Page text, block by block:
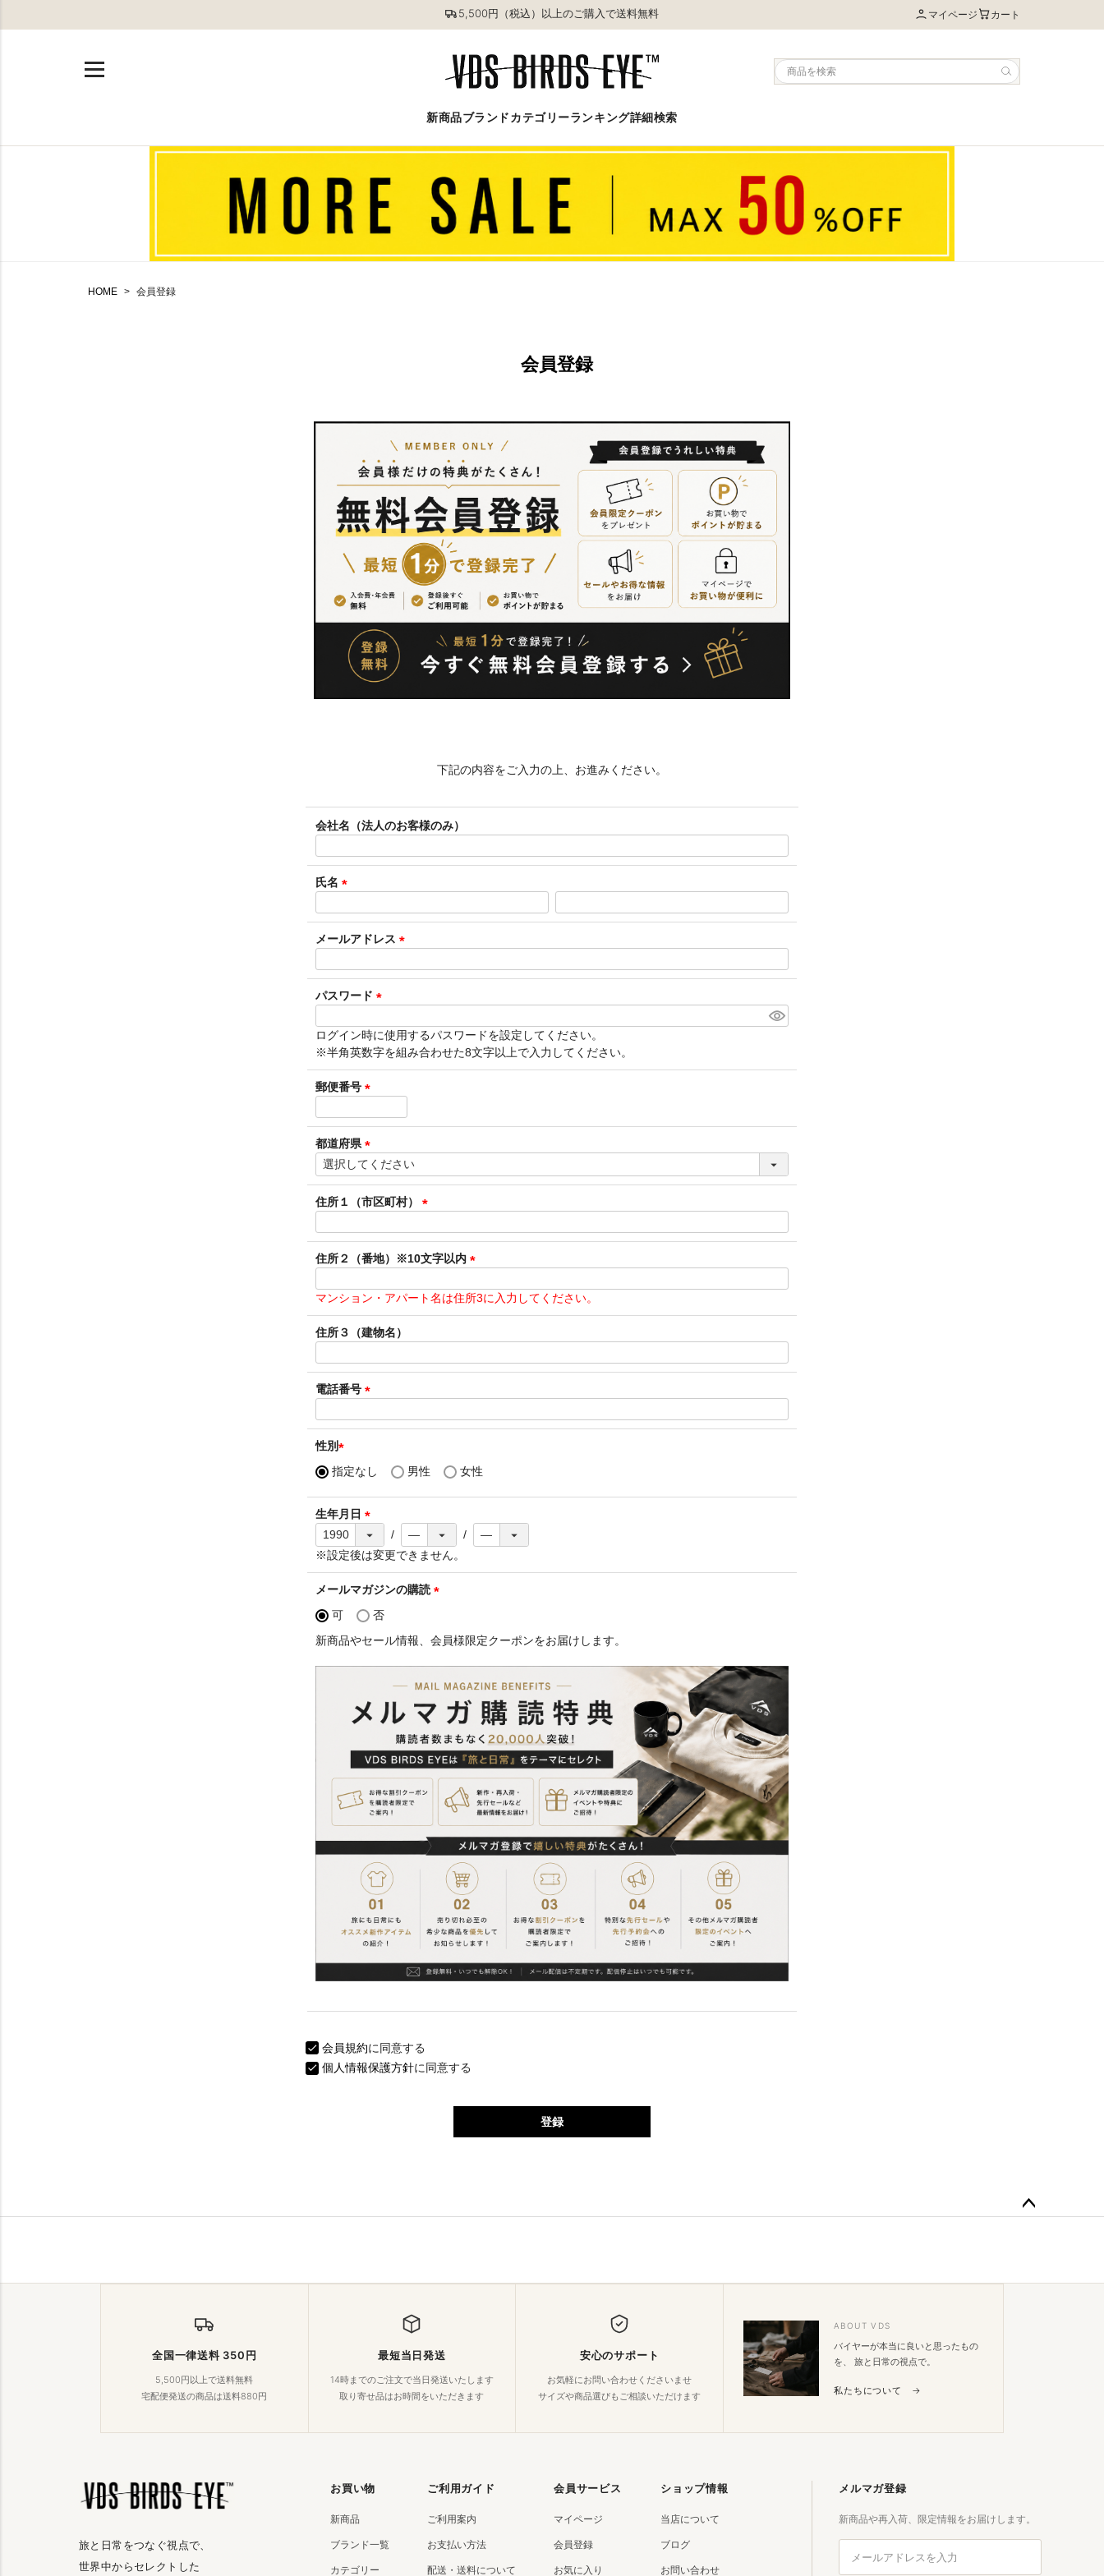
5,500円（税込）以上のご購入で送料無料 マイページ カート
新商品ブランドカテゴリーランキング詳細検索
HOME 会員登録
会員登録
下記の内容をご入力の上、お進みください。
会社名（法人のお客様のみ）
氏名
必
須
メールアドレス
必
パスワード
必
須
)
ログイン時に使用するパスワードを設定してください。
※半角英数字を組み合わせた8文字以上で入力してください。
郵便番号
必
須
)
都道府県
(
必
須
住所１（市区町村）
必
須
住所２（番地）※10文字以内
必
須
マンション・アパート名は住所3に入力してください。
住所３（建物名）
電話番号
必
性別
(
須
)
指定なし 男性 女性
生年月日
(
必
須
)
※設定後は変更できません。
メールマガジンの購読
須
可
否
新商品やセール情報、会員様限定クーポンをお届けします。
会員規約に同意する
個人情報保護方針に同意する
登録
全国一律送料 350円
5,500円以上で送料無料
宅配便発送の商品は送料880円
最短当日発送
14時までのご注文で当日発送いたします
取り寄せ品はお時間をいただきます
安心のサポート
お気軽にお問い合わせくださいませ
サイズや商品選びもご相談いただけます
ABOUT VDS
バイヤーが本当に良いと思ったもの
を、 旅と日常の視点で。
私たちについて →
旅と日常をつなぐ視点で、
世界中からセレクトした
お買い物
新商品
ブランド一覧
カテゴリー
ご利用ガイド
ご利用案内
お支払い方法
配送・送料について
会員サービス
マイページ
会員登録
お気に入り
ショップ情報
当店について
ブログ
お問い合わせ
メルマガ登録
新商品や再入荷、限定情報をお届けします。